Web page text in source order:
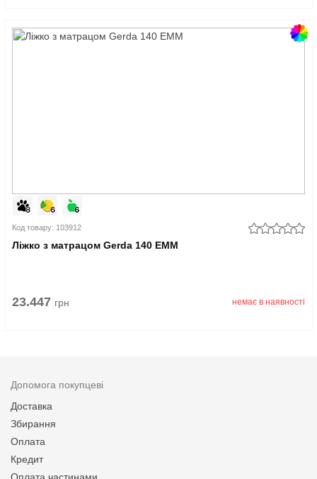
Код товару: 103912
Ліжко з матрацом Gerda 140 EMM
23.447 грн немає в наявності
Допомога покупцеві
Доставка
Збирання
Оплата
Кредит